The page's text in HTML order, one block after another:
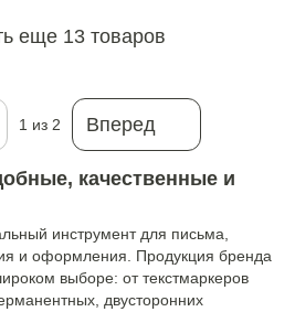
еще 13 товаров
1 из 2 Вперед
качественные и
инструмент для письма,
и оформления. Продукция бренда
выборе: от текстмаркеров
двусторонних